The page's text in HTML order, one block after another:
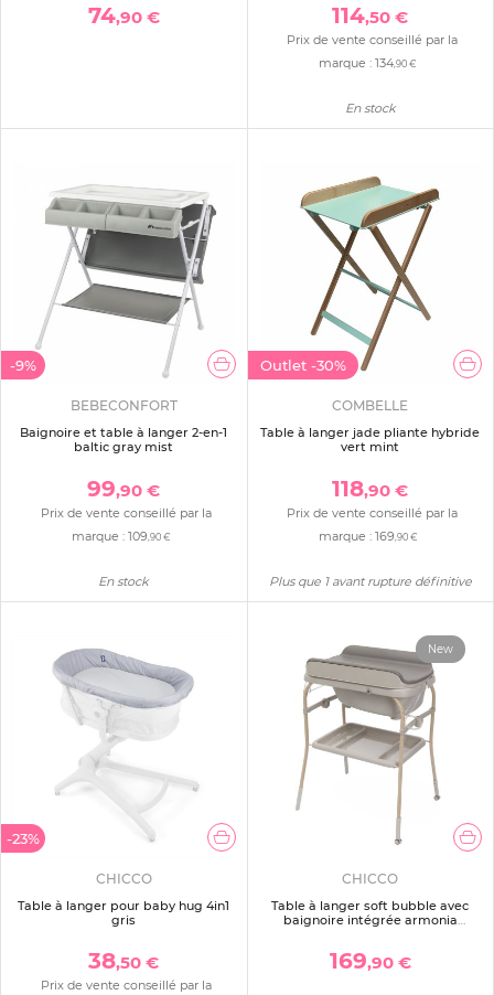
74,90 € 114,50 €
Prix de vente conseillé par la
marque :134 ,90 €
En stock
-9%
BEBECONFORT
Baignoire et table à langer 2-en-1
baltic gray mist
99,90 €
Prix de vente conseillé par la
marque :109 ,90 €
En stock
Outlet -30%
COMBELLE
Table à langer jade pliante hybride
vert mint
118,90 €
Prix de vente conseillé par la
marque : 169 ,90 €
Plus que 1 avant rupture définitive
-23%
CHICCO
Table à langer pour baby hug 4in1
gris
38,50 €
Prix de vente conseillé par la
New
CHICCO
Table à langer soft bubble avec
baignoire intégrée armonia
169,90 €